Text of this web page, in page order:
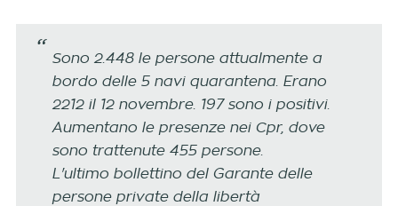
Sono 2.448 le persone attualmente a
bordo delle 5 navi quarantena. Erano
2212 il 12 novembre. 197 sono i positivi.
Aumentano le presenze nei Cpr, dove
sono trattenute 455 persone.
L'ultimo bollettino del Garante delle
persone private della libertà